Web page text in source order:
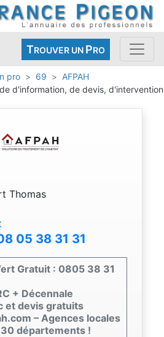
TROUVER UN PRO
pro 69
AFPAH
d'information, de devis, d'intervention
Thomas
05 38 31 31
Gratuit : 0805 38 31
+ Décennale
et devis gratuits
– Agences locales
départements !